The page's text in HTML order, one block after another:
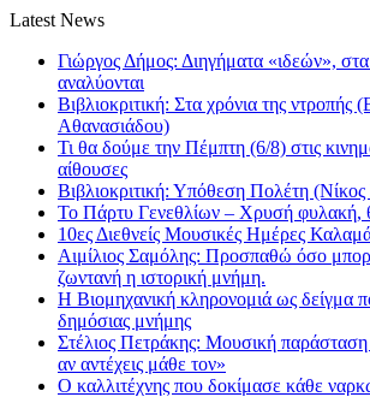
Latest News
Γιώργος Δήμος: Διηγήματα «ιδεών», στα
αναλύονται
Βιβλιοκριτική: Στα χρόνια της ντροπής
Αθανασιάδου)
Τι θα δούμε την Πέμπτη (6/8) στις
αίθουσες
Βιβλιοκριτική: Υπόθεση Πολέτη
Το Πάρτυ Γενεθλίων – Χρυσή φυλακή,
10ες Διεθνείς Μουσικές Ημέρες
Αιμίλιος Σαμόλης: Προσπαθώ όσο
ζωντανή η ιστορική μνήμη.
Η Βιομηχανική κληρονομιά ως δείγμα
δημόσιας μνήμης
Στέλιος Πετράκης: Μουσική
αν αντέχεις μάθε τον»
Ο καλλιτέχνης που δοκίμασε κάθε